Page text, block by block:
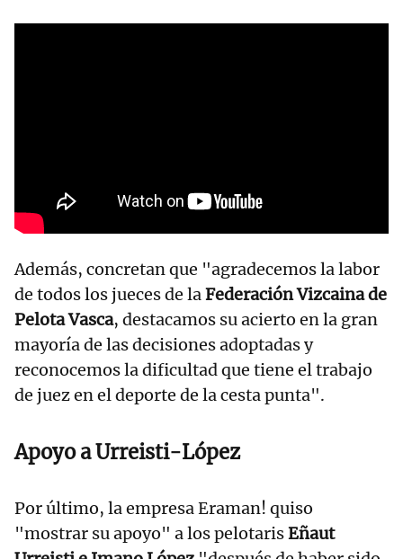
Además, concretan que "agradecemos la labor
de todos los jueces de laFederación Vizcaina de
Pelota Vasca, destacamos su acierto en la gran
mayoría de las decisiones adoptadas y
reconocemos la dificultad que tiene el trabajo
de juez en el deporte de la cesta punta".
Apoyo a Urreisti-López
Por último, la empresa Eraman! quiso
"mostrar su apoyo" a los pelotarisEñaut